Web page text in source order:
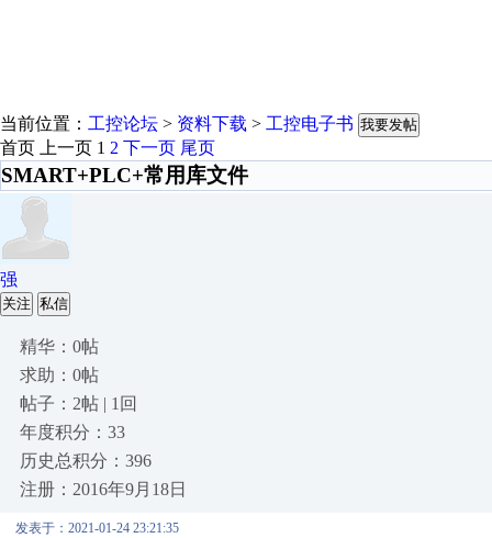
当前位置： 工控论坛 > 资料下载 > 工控电子书 我要发帖
首页 上一页 1 2 下一页 尾页
SMART+PLC+常用库文件
强
关注 私信
精华：0帖
求助：0帖
帖子：2帖 | 1回
年度积分：33
历史总积分：396
注册：2016年9月18日
发表于：2021-01-24 23:21:35